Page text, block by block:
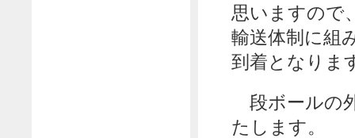
思いますので
輸送体制に組
到着となりま
段ボールの
たします。